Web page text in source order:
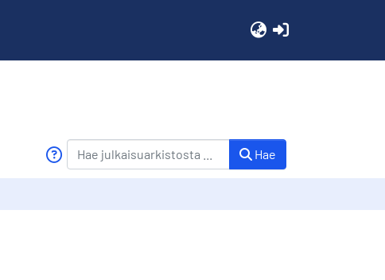
Hae